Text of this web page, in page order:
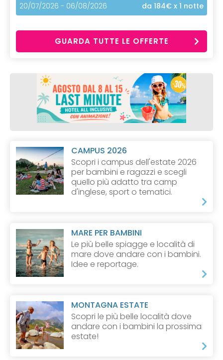
20/07/2026 - 06/08/2026
da 184€ x 1 notte
GUARDA TUTTE LE OFFERTE
CAMPUS 2026
Scopri i campus dell'estate 2026
per bambini e ragazzi e scegli
quello più adatto tra camp
d'inglese, sport o tematici.
MARE PER BAMBINI
Le più belle spiagge e località di
mare dove andare con i bambini.
Idee e reportage.
MONTAGNA ESTATE
Scopri le più belle località dove
andare con i bambini la prossima
estate!